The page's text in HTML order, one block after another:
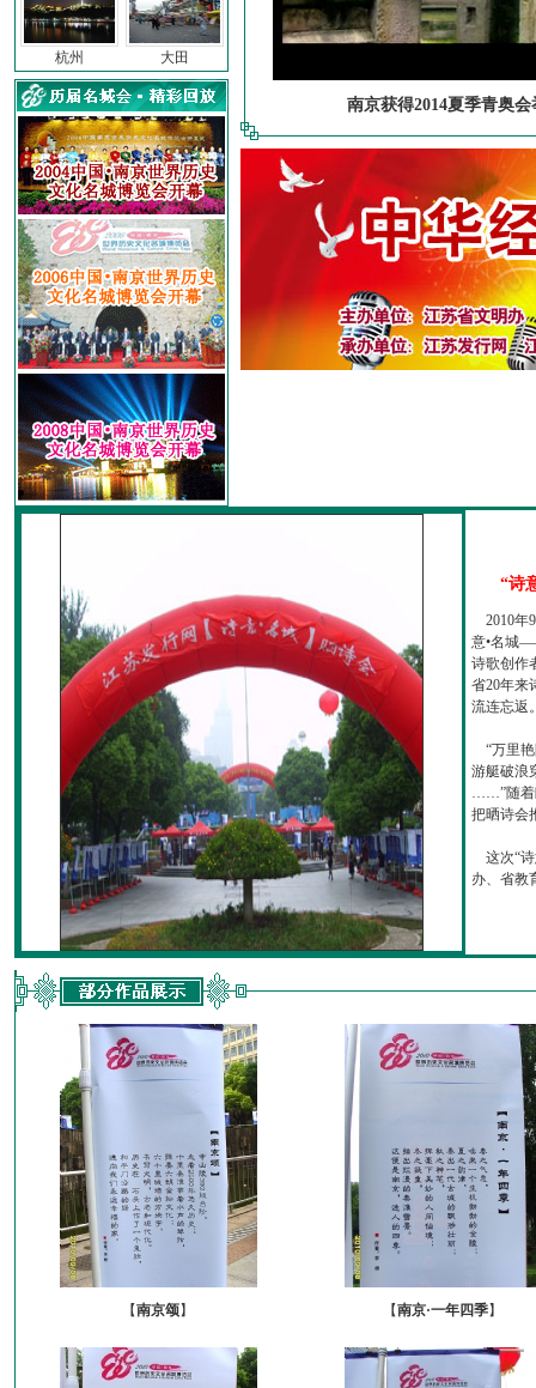
杭州 大田
南京获得2014夏季青奥会
“诗
2010年
意•名城
诗歌创作
省20年来
流连忘返
“万里艳
游艇破浪
……”随着
把晒诗会
这次“诗
办、省教
【南京颂】 【南京·一年四季】